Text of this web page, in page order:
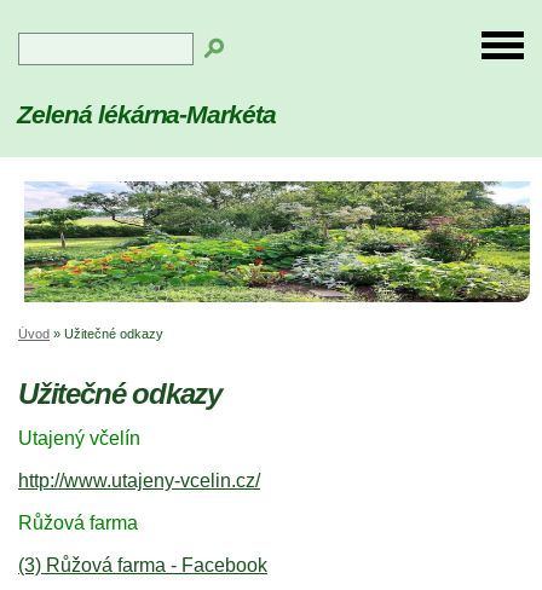
Zelená lékárna-Markéta
Úvod » Užitečné odkazy
Užitečné odkazy
Utajený včelín
http://www.utajeny-vcelin.cz/
Růžová farma
(3) Růžová farma - Facebook